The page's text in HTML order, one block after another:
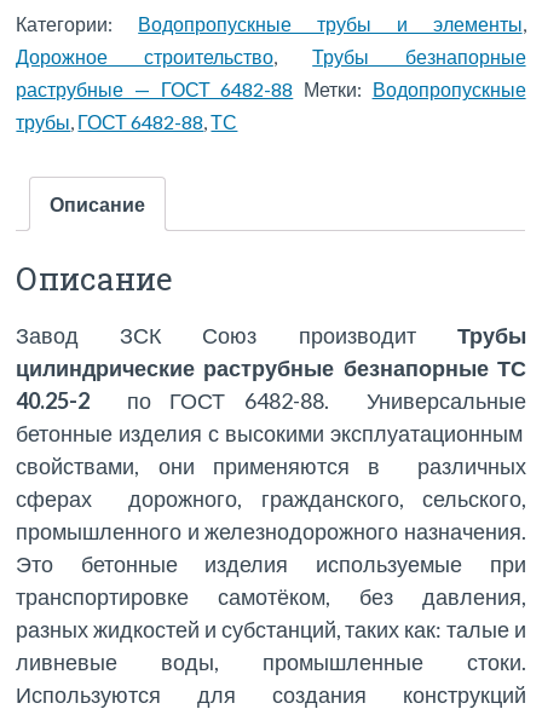
Категории: Водопропускные трубы и элементы,
Дорожное строительство,Трубы безнапорные
раструбные — ГОСТ 6482-88 Метки: Водопропускные
трубы, ГОСТ 6482-88,ТС
Описание
Описание
Завод ЗСК Союз производит Трубы
цилиндрические раструбные безнапорные ТС
40.25-2 по ГОСТ 6482-88. Универсальные
бетонные изделия с высокими эксплуатационным
свойствами, они применяются в различных
сферах дорожного, гражданского, сельского,
промышленного и железнодорожного назначения.
Это бетонные изделия используемые при
транспортировке самотёком, без давления,
разных жидкостей и субстанций, таких как: талые и
ливневые воды, промышленные стоки.
Используются для создания конструкций